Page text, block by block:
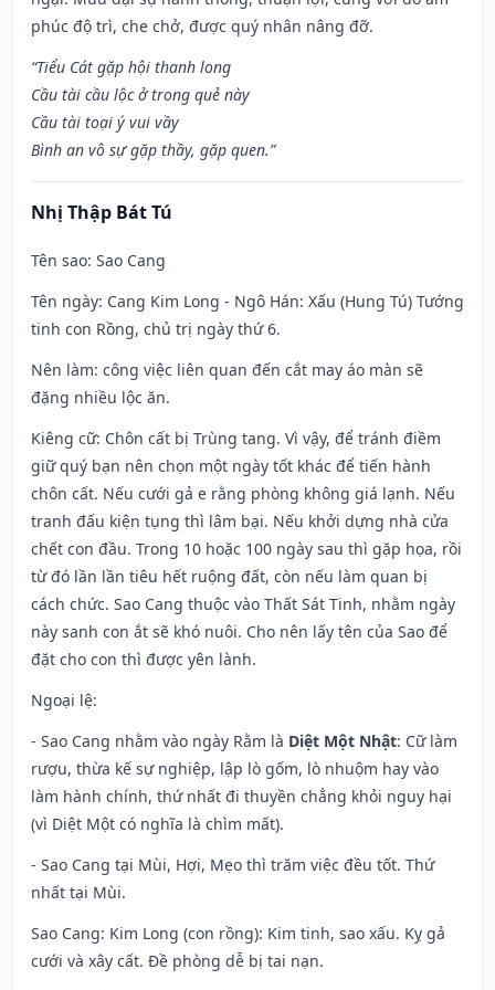
phúc độ trì, che chở, được quý nhân nâng đỡ.
“Tiểu Cát gặp hội thanh long
Cầu tài cầu lộc ở trong quẻ này
Cầu tài toại ý vui vầy
Bình an vô sự gặp thầy, gặp quen.”
Nhị Thập Bát Tú
Tên sao: Sao Cang
Tên ngày: Cang Kim Long - Ngô Hán: Xấu (Hung Tú) Tướng
tinh con Rồng, chủ trị ngày thứ 6.
Nên làm: công việc liên quan đến cắt may áo màn sẽ
đặng nhiều lộc ăn.
Kiêng cữ: Chôn cất bị Trùng tang. Vì vậy, để tránh điềm
giữ quý bạn nên chọn một ngày tốt khác để tiến hành
chôn cất. Nếu cưới gả e rằng phòng không giá lạnh. Nếu
tranh đấu kiện tụng thì lâm bại. Nếu khởi dựng nhà cửa
chết con đầu. Trong 10 hoặc 100 ngày sau thì gặp họa, rồi
từ đó lần lần tiêu hết ruộng đất, còn nếu làm quan bị
cách chức. Sao Cang thuộc vào Thất Sát Tinh, nhằm ngày
này sanh con ắt sẽ khó nuôi. Cho nên lấy tên của Sao để
đặt cho con thì được yên lành.
Ngoại lệ:
- Sao Cang nhằm vào ngày Rằm là Diệt Một Nhật: Cữ làm
rượu, thừa kế sự nghiệp, lập lò gốm, lò nhuộm hay vào
làm hành chính, thứ nhất đi thuyền chẳng khỏi nguy hại
(vì Diệt Một có nghĩa là chìm mất).
- Sao Cang tại Mùi, Hợi, Mẹo thì trăm việc đều tốt. Thứ
nhất tại Mùi.
Sao Cang: Kim Long (con rồng): Kim tinh, sao xấu. Kỵ gả
cưới và xây cất. Đề phòng dễ bị tai nạn.